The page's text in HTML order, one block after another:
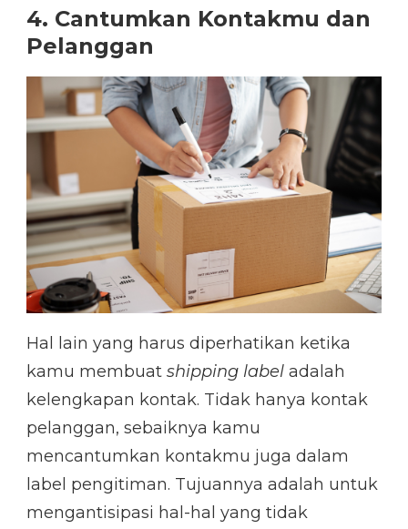
4. Cantumkan Kontakmu dan
Pelanggan
Hal lain yang harus diperhatikan ketika
kamu membuat shipping label adalah
kelengkapan kontak. Tidak hanya kontak
pelanggan, sebaiknya kamu
mencantumkan kontakmu juga dalam
label pengitiman. Tujuannya adalah untuk
mengantisipasi hal-hal yang tidak